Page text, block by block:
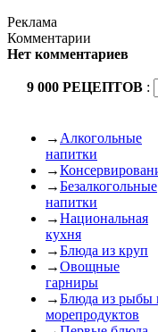
Реклама
Комментарии
Нет комментариев
9 000 РЕЦЕПТОВ :
→ Алкогольные
напитки
→
→Безалкогольные
напитки
→Национальная
кухня
→Блюда из круп
→Овощные
гарниры
→Блюда из рыбы
морепродуктов